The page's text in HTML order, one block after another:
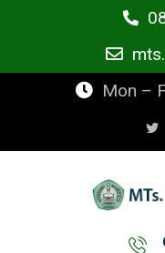
Mon –